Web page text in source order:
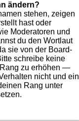
ändern?
stehen, zeigen
hast oder
Moderatoren und
du den Wortlaut
sie von der Board-
schreibe keine
zu erhöhen —
nicht und ein
Rang unter